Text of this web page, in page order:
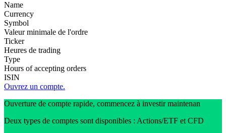
Name
Currency
Symbol
Valeur minimale de l'ordre
Ticker
Heures de trading
Type
Hours of accepting orders
ISIN
Ouvrez un compte.
Ouverture de compte rapide, commencez à investir maintenan
Deux types de comptes sont disponibles : Actions/ETF et CFD